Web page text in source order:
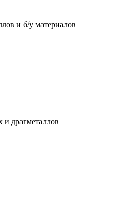
и б/у материалов
и драгметаллов